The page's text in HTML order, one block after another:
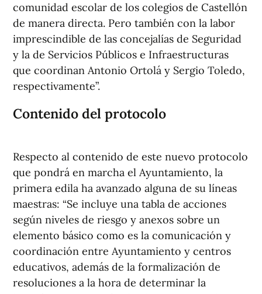
comunidad escolar de los colegios de Castellón
de manera directa. Pero también con la labor
imprescindible de las concejalías de Seguridad
y la de Servicios Públicos e Infraestructuras
que coordinan Antonio Ortolá y Sergio Toledo,
respectivamente”.
Contenido del protocolo
Respecto al contenido de este nuevo protocolo
que pondrá en marcha el Ayuntamiento, la
primera edila ha avanzado alguna de su líneas
maestras: “Se incluye una tabla de acciones
según niveles de riesgo y anexos sobre un
elemento básico como es la comunicación y
coordinación entre Ayuntamiento y centros
educativos, además de la formalización de
resoluciones a la hora de determinar la